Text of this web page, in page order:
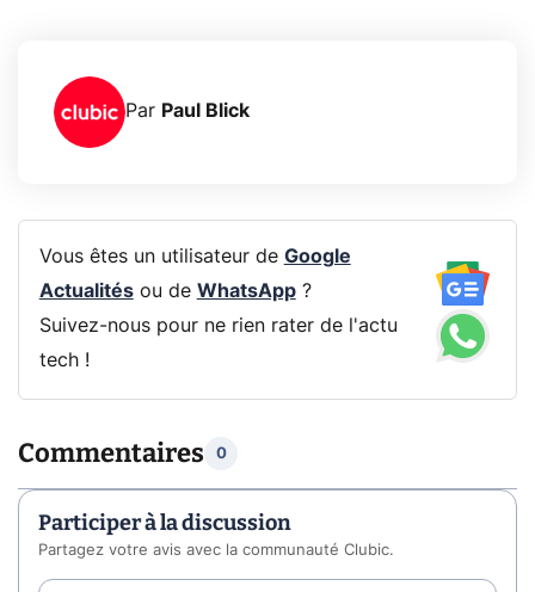
Par Paul Blick
Vous êtes un utilisateur de Google
Actualitésou de WhatsApp?
Suivez-nous pour ne rien rater de l'actu
tech !
Commentaires 0
Participer à la discussion
Partagez votre avis avec la communauté Clubic.